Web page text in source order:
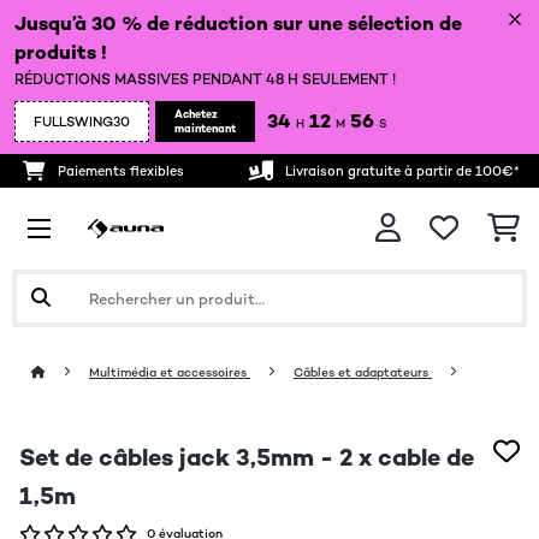
Jusqu’à 30 % de réduction sur une sélection de
produits !
RÉDUCTIONS MASSIVES PENDANT 48 H SEULEMENT !
FULLSWING30
Achetez
maintenant
34 H 12 M 55 S
Paiements flexibles Livraison gratuite à partir de 100€*
Multimédia et accessoires Câbles et adaptateurs
Set de câbles jack 3,5mm - 2 x cable de
1,5m
0 évaluation